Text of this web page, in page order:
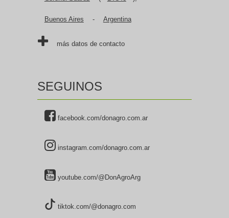
Buenos Aires - Argentina
más datos de contacto
SEGUINOS
facebook.com/donagro.com.ar
instagram.com/donagro.com.ar
youtube.com/@DonAgroArg
tiktok.com/@donagro.com